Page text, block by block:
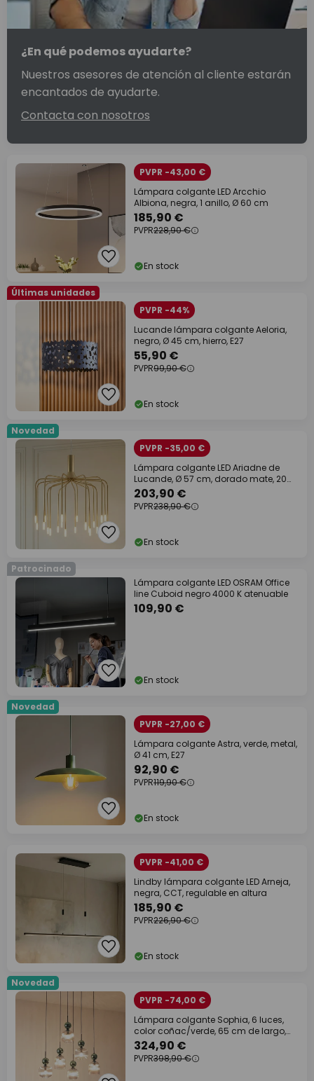
¿En qué podemos ayudarte?
Nuestros asesores de atención al cliente estarán
encantados de ayudarte.
Contacta con nosotros
PVPR -43,00 €
Lámpara colgante LED Arcchio
Albiona, negra, 1 anillo, Ø 60 cm
185,90 €
PVPR228,90 €
En stock
Últimas unidades
PVPR -44%
Lucande lámpara colgante Aeloria,
negro, Ø 45 cm, hierro, E27
55,90 €
PVPR99,90 €
En stock
Novedad
PVPR -35,00 €
Lámpara colgante LED Ariadne de
Lucande, Ø 57 cm, dorado mate, 20
lámparas.
203,90 €
PVPR238,90 €
En stock
Patrocinado
Lámpara colgante LED OSRAM Office
line Cuboid negro 4000 K atenuable
109,90 €
En stock
Novedad
PVPR -27,00 €
Lámpara colgante Astra, verde, metal,
Ø 41 cm, E27
92,90 €
PVPR119,90 €
En stock
PVPR -41,00 €
Lindby lámpara colgante LED Arneja,
negra, CCT, regulable en altura
185,90 €
PVPR226,90 €
En stock
Novedad
PVPR -74,00 €
Lámpara colgante Sophia, 6 luces,
color coñac/verde, 65 cm de largo,
E14
324,90 €
PVPR398,90 €